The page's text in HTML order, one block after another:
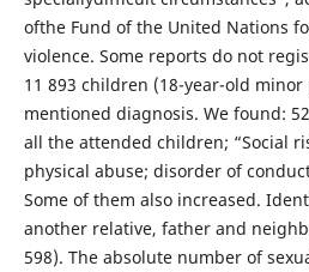
ofthe Fund of the United Nations
violence. Some reports do not
11 893 children (18-year-old
mentioned diagnosis. We found:
all the attended children; “Social
physical abuse; disorder of
Some of them also increased.
another relative, father and
598). The absolute number of